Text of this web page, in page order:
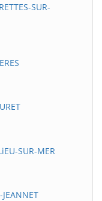
SUR-
SUR-MER